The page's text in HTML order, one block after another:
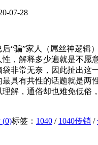
07-28
后“骗”家人（屌丝神逻辑
，解释多少遍就是不愿
非常无奈，因此扯出这
具有共性的话题就是两
解，通俗却也难免低俗
(0)标签： 1040 / 1040传销 /